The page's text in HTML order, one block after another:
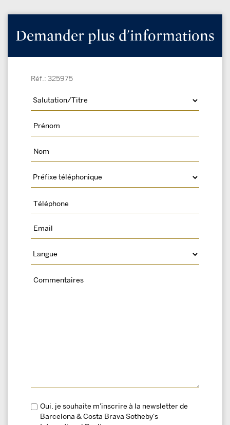
Demander plus d'informations
Réf.: 325975
Oui, je souhaite m'inscrire à la newsletter de
Barcelona & Costa Brava Sotheby's